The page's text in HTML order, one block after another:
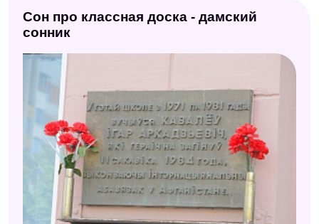
Сон про классная доска - дамский
сонник